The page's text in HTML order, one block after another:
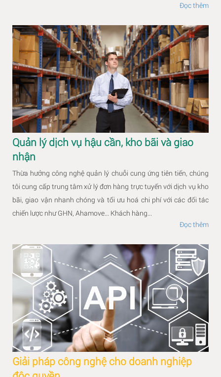
Đọc thêm
Quản lý dịch vụ hậu cần, kho bãi và giao
nhận
Thừa hưởng công nghệ quản lý chuỗi cung ứng tiên tiến, chúng
tôi cung cấp trung tâm xử lý đơn hàng trực tuyến với dịch vụ kho
bãi, giao vận nhanh chóng và tối ưu hoá chi phí với các đối tác
chiến lược như GHN, Ahamove... Khách hàng...
Đọc thêm
Giải pháp công nghệ cho doanh nghiệp